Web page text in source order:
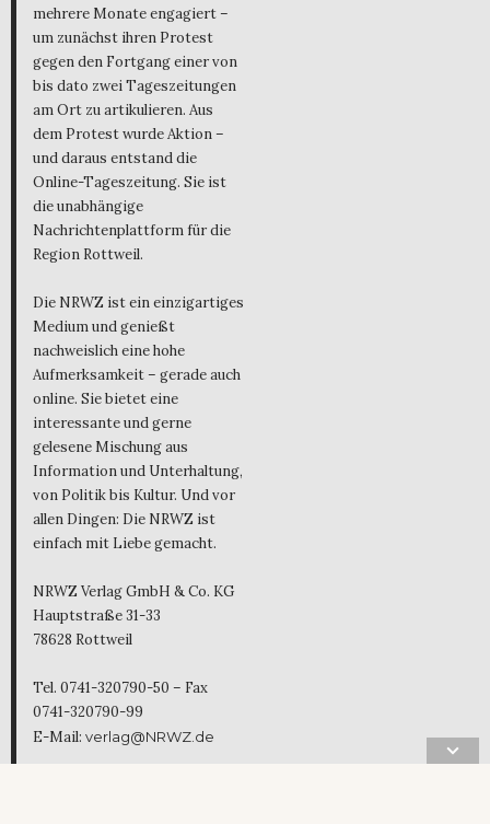
mehrere Monate engagiert –
um zunächst ihren Protest
gegen den Fortgang einer von
bis dato zwei Tageszeitungen
am Ort zu artikulieren. Aus
dem Protest wurde Aktion –
und daraus entstand die
Online-Tageszeitung. Sie ist
die unabhängige
Nachrichtenplattform für die
Region Rottweil.
Die NRWZ ist ein einzigartiges
Medium und genießt
nachweislich eine hohe
Aufmerksamkeit – gerade auch
online. Sie bietet eine
interessante und gerne
gelesene Mischung aus
Information und Unterhaltung,
von Politik bis Kultur. Und vor
allen Dingen: Die NRWZ ist
einfach mit Liebe gemacht.
NRWZ Verlag GmbH & Co. KG
Hauptstraße 31-33
78628 Rottweil
Tel. 0741-320790-50 – Fax
0741-320790-99
E-Mail: verlag@NRWZ.de